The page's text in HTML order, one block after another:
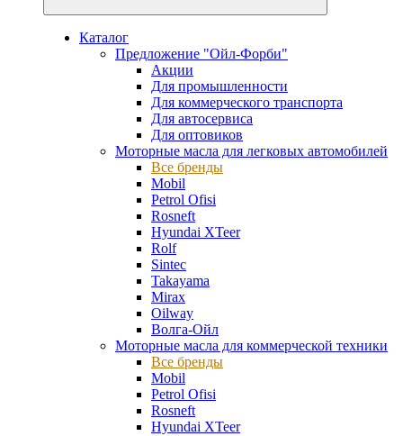
Каталог
Предложение "Ойл-Форби"
Акции
Для промышленности
Для коммерческого транспорта
Для автосервиса
Для оптовиков
Моторные масла для легковых автомобилей
Все бренды
Mobil
Petrol Ofisi
Rosneft
Hyundai XTeer
Rolf
Sintec
Takayama
Mirax
Oilway
Волга-Ойл
Моторные масла для коммерческой техники
Все бренды
Mobil
Petrol Ofisi
Rosneft
Hyundai XTeer